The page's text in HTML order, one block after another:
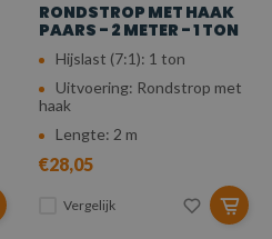
RONDSTROP MET HAAK
PAARS - 2 METER - 1 TON
Hijslast (7:1): 1 ton
Uitvoering: Rondstrop met
haak
Lengte: 2 m
€28,05
Vergelijk